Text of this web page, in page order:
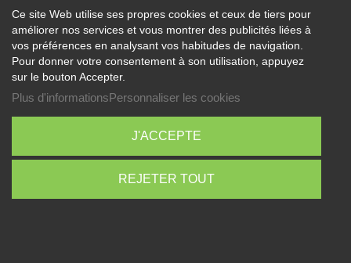
Ce site Web utilise ses propres cookies et ceux de tiers pour
améliorer nos services et vous montrer des publicités liées à
vos préférences en analysant vos habitudes de navigation.
Pour donner votre consentement à son utilisation, appuyez
sur le bouton Accepter.
Plus d'informationsPersonnaliser les cookies
REJETER TOUT
J'ACCEPTE